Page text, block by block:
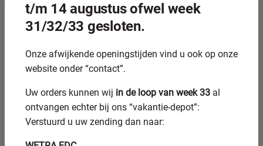
Materiaal en hardheid spelen een grote rol. Een geharde
stalen aandrijfas met een hardheid van 60 HRC gedraagt
zich anders onder de slijpschijf dan een genitreerde as of
een as van roestvast staal. Gehard materiaal geeft
doorgaans een betere maatnauwkeurigheid na het slijpen,
omdat het minder vervormt onder de slijpkracht.
Ongelijkmatige hardheid door onvolledige
warmtebehandeling kan echter lokale afwijkingen
veroorzaken die moeilijk te corrigeren zijn.
Thermische effecten zijn bij nauw tolerante
t/m 14 augustus ofwel week
31/32/33 gesloten.
Onze afwijkende openingstijden vind u ook op onze
website onder “contact”.
Uw orders kunnen wij in de loop van week 33 al
ontvangen echter bij ons “vakantie-depot”:
Verstuurd u uw zending dan naar: